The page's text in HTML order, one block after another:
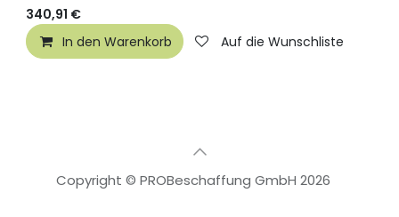
340,91 €
In den Warenkorb
Auf die Wunschliste
Copyright © PROBeschaffung GmbH 2026